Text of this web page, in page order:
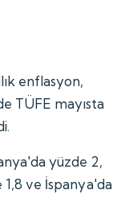
enflasyon,
TÜFE mayısta
yüzde 2,
ve İspanya'da